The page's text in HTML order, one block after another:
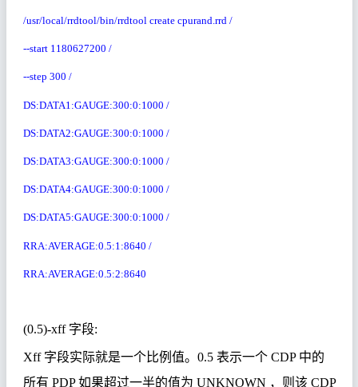
/usr/local/rrdtool/bin/rrdtool create cpurand.rrd /
--start 1180627200 /
--step 300 /
DS:DATA1:GAUGE:300:0:1000 /
DS:DATA2:GAUGE:300:0:1000 /
DS:DATA3:GAUGE:300:0:1000 /
DS:DATA4:GAUGE:300:0:1000 /
DS:DATA5:GAUGE:300:0:1000 /
RRA:AVERAGE:0.5:1:8640 /
RRA:AVERAGE:0.5:2:8640
(0.5)-xff 字段:
Xff 字段实际就是一个比例值。 0.5 表示一个CDP 中的
所有 PDP如果超过一半的值为 UNKNOWN ，则该 CDP